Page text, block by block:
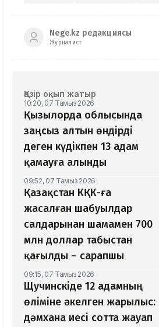
Nege.kz редакциясы
Журналист
Қазір оқып жатыр
10:20, 07 Тамыз 2026
Қызылорда облысында
заңсыз алтын өндірді
деген күдікпен 13 адам
қамауға алынды
09:52, 07 Тамыз 2026
Қазақстан КҚК-ға
жасалған шабуылдар
салдарынан шамамен 700
млн доллар табыстан
қағылды – сарапшы
09:15, 07 Тамыз 2026
Щучинскіде 12 адамның
өліміне әкелген жарылыс:
дәмхана иесі сотта жауап